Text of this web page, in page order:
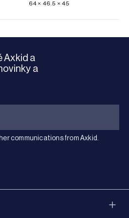
64 × 46.5 × 45
Axkid a
a
communications from Axkid.